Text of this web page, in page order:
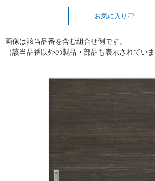
お気に入り
画像は該当品番を含む組合せ例です。
（該当品番以外の製品・部品も表示されていま